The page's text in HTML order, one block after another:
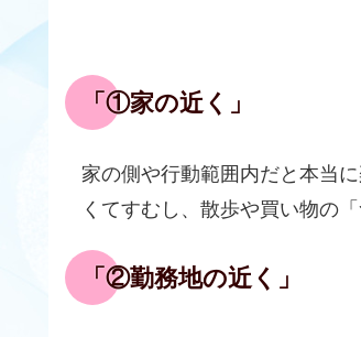
「①家の近く」
家の側や行動範囲内だと本当
くてすむし、散歩や買い物の
「②勤務地の近く」